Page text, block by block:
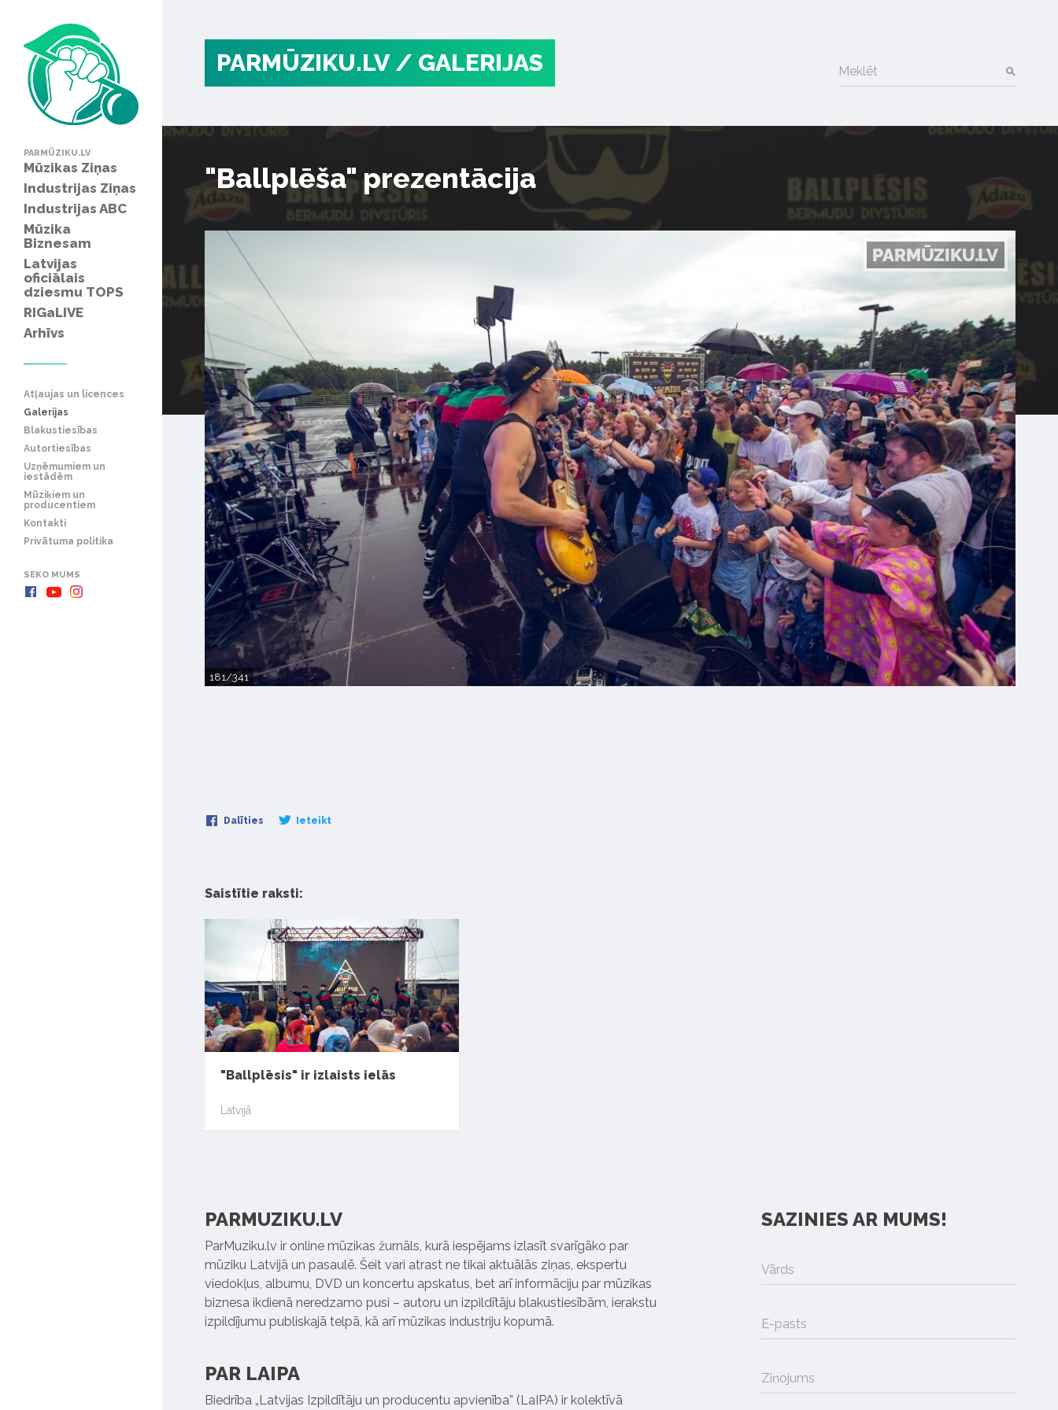
PARMŪZIKU.LV
Mūzikas Ziņas
Industrijas Ziņas
Industrijas ABC
Mūzika
Biznesam
Latvijas
oficiālais
dziesmu TOPS
RIGaLIVE
Arhīvs
Atļaujas un licences
Galerijas
Blakustiesības
Autortiesības
Uzņēmumiem un
iestādēm
Mūziķiem un
producentiem
Kontakti
Privātuma politika
SEKO MUMS
PARMŪZIKU.LV / GALERIJAS Meklēt
"Ballplēša" prezentācija
181/341
Dalīties Ieteikt
Saistītie raksti:
"Ballplēsis" ir izlaists ielās
Latvijā
PARMUZIKU.LV
ParMuziku.lv ir online mūzikas žurnāls, kurā iespējams izlasīt svarīgāko par
mūziku Latvijā un pasaulē. Šeit vari atrast ne tikai aktuālās ziņas, ekspertu
viedokļus, albumu, DVD un koncertu apskatus, bet arī informāciju par mūzikas
biznesa ikdienā neredzamo pusi – autoru un izpildītāju blakustiesībām, ierakstu
izpildījumu publiskajā telpā, kā arī mūzikas industriju kopumā.
PAR LAIPA
Biedrība „Latvijas Izpildītāju un producentu apvienība” (LaIPA) ir kolektīvā
SAZINIES AR MUMS!
Vārds
E-pasts
Ziņojums